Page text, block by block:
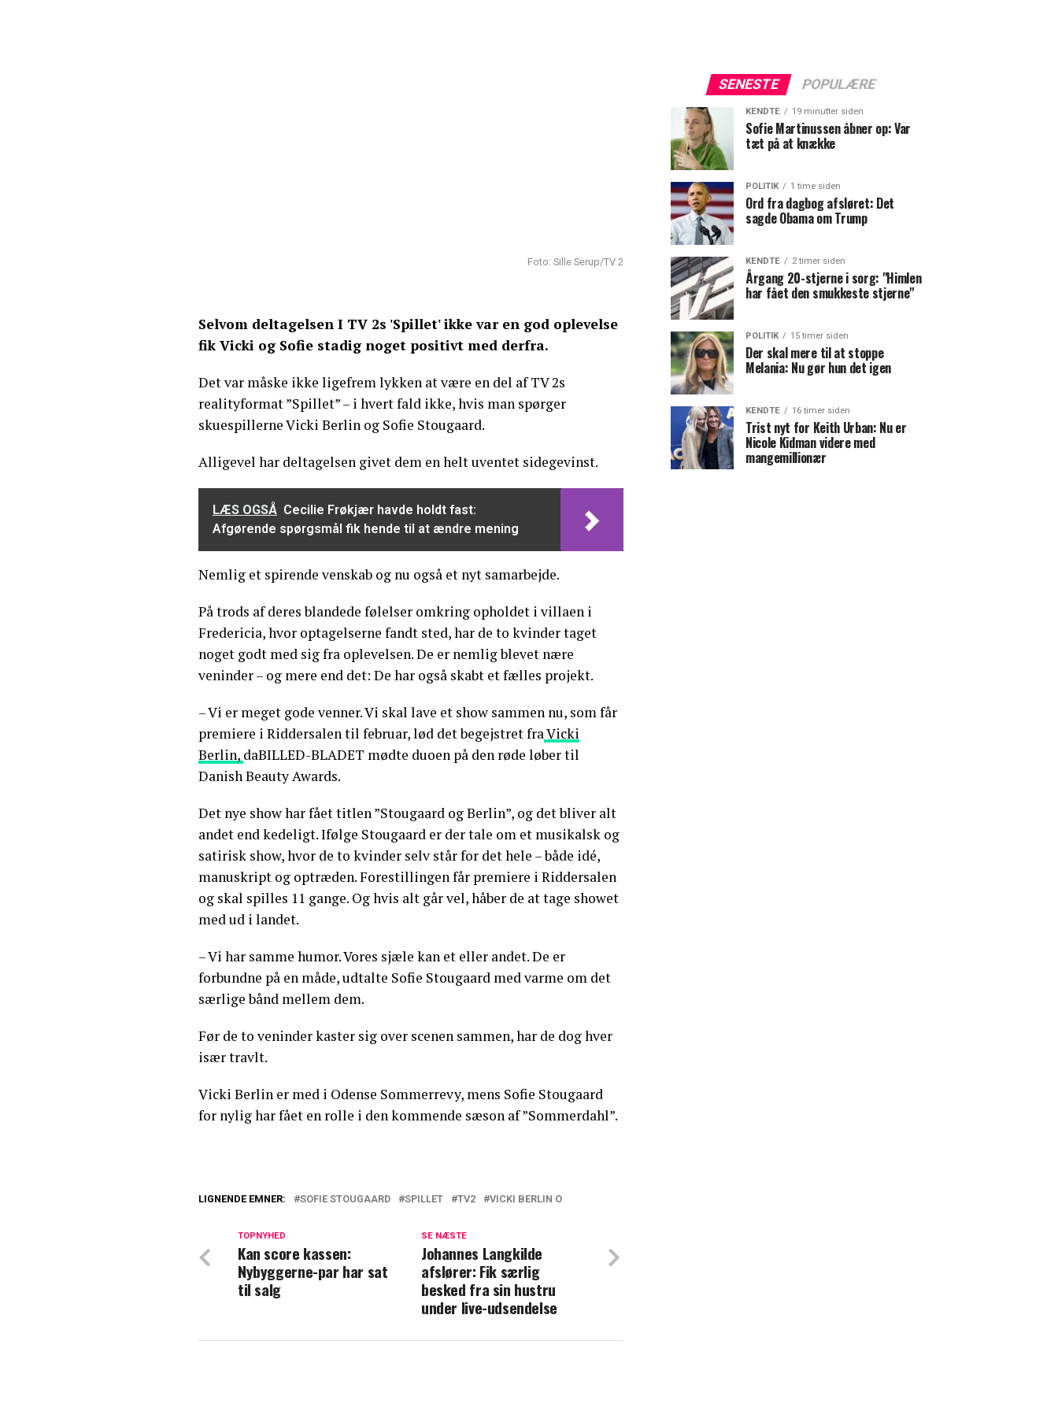
Foto: Sille Serup/TV 2
Selvom deltagelsen I TV 2s 'Spillet' ikke var en god oplevelse
fik Vicki og Sofie stadig noget positivt med derfra.
Det var måske ikke ligefrem lykken at være en del af TV 2s
realityformat ”Spillet” – i hvert fald ikke, hvis man spørger
skuespillerne Vicki Berlin og Sofie Stougaard.
Alligevel har deltagelsen givet dem en helt uventet sidegevinst.
LÆS OGSÅ Cecilie Frøkjær havde holdt fast:
Afgørende spørgsmål fik hende til at ændre mening
Nemlig et spirende venskab og nu også et nyt samarbejde.
På trods af deres blandede følelser omkring opholdet i villaen i
Fredericia, hvor optagelserne fandt sted, har de to kvinder taget
noget godt med sig fra oplevelsen. De er nemlig blevet nære
veninder – og mere end det: De har også skabt et fælles projekt.
– Vi er meget gode venner. Vi skal lave et show sammen nu, som får
premiere i Riddersalen til februar, lød det begejstret fraVicki
Berlin, daBILLED-BLADET mødte duoen på den røde løber til
Danish Beauty Awards.
Det nye show har fået titlen ”Stougaard og Berlin”, og det bliver alt
andet end kedeligt. Ifølge Stougaard er der tale om et musikalsk og
satirisk show, hvor de to kvinder selv står for det hele – både idé,
manuskript og optræden. Forestillingen får premiere i Riddersalen
og skal spilles 11 gange. Og hvis alt går vel, håber de at tage showet
med ud i landet.
– Vi har samme humor. Vores sjæle kan et eller andet. De er
forbundne på en måde, udtalte Sofie Stougaard med varme om det
særlige bånd mellem dem.
Før de to veninder kaster sig over scenen sammen, har de dog hver
især travlt.
Vicki Berlin er med i Odense Sommerrevy, mens Sofie Stougaard
for nylig har fået en rolle i den kommende sæson af ”Sommerdahl”.
samme, at jeg havde taget fejl"
Vild udfordring til Sofie Stougaard: Derfor sagde hun ja
LIGNENDE EMNER: SOFIE STOUGAARD SPILLET TV2 VICKI BERLIN O
SE NÆSTE
Johannes Langkilde
afslører: Fik særlig
besked fra sin hustru
under live-udsendelse
TOPNYHED
Kan score kassen:
Nybyggerne-par har sat
til salg
SENESTE POPULÆRE
KENDTE 19 minutter siden
Sofie Martinussen åbner op: Var
tæt på at knække
POLITIK 1 time siden
Ord fra dagbog afsløret: Det
sagde Obama om Trump
KENDTE 2 timer siden
Årgang 20-stjerne i sorg: "Himlen
har fået den smukkeste stjerne"
POLITIK 15 timer siden
Der skal mere til at stoppe
Melania: Nu gør hun det igen
KENDTE 16 timer siden
Trist nyt for Keith Urban: Nu er
Nicole Kidman videre med
mangemillionær